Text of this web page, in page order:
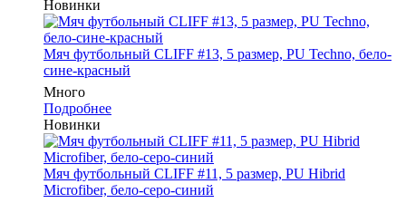
Новинки
Мяч футбольный CLIFF #13, 5 размер, PU Techno, бело-
сине-красный
Много
Подробнее
Новинки
Мяч футбольный CLIFF #11, 5 размер, PU Hibrid
Microfiber, бело-серо-синий